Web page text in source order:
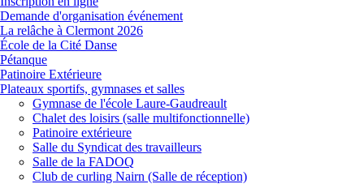
Demande d'organisation événement
La relâche à Clermont 2026
École de la Cité Danse
Pétanque
Patinoire Extérieure
Plateaux sportifs, gymnases et salles
Gymnase de l'école Laure-Gaudreault
Chalet des loisirs (salle multifonctionnelle)
Patinoire extérieure
Salle du Syndicat des travailleurs
Salle de la FADOQ
Club de curling Nairn (Salle de réception)